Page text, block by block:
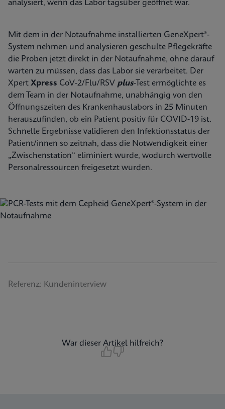
analysiert, wenn das Labor tagsüber geöffnet war.
Mit dem in der Notaufnahme installierten GeneXpert®-
System nehmen und analysieren geschulte Pflegekräfte
die Proben jetzt direkt in der Notaufnahme, ohne darauf
warten zu müssen, dass das Labor sie verarbeitet. Der
Xpert Xpress CoV-2/Flu/RSV plus-Test ermöglichte es
dem Team in der Notaufnahme, unabhängig von den
Öffnungszeiten des Krankenhauslabors in 25 Minuten
herauszufinden, ob ein Patient positiv für COVID-19 ist.
Schnelle Ergebnisse validieren den Infektionsstatus der
Patient/innen so zeitnah, dass die Notwendigkeit einer
„Zwischenstation“ eliminiert wurde, wodurch wertvolle
Personalressourcen freigesetzt wurden.
Referenz: Kundeninterview
War dieser Artikel hilfreich?